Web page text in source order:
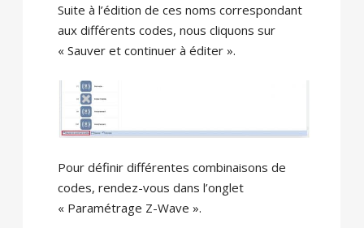
Suite à l’édition de ces noms correspondant
aux différents codes, nous cliquons sur
« Sauver et continuer à éditer ».
Pour définir différentes combinaisons de
codes, rendez-vous dans l’onglet
« Paramétrage Z-Wave ».